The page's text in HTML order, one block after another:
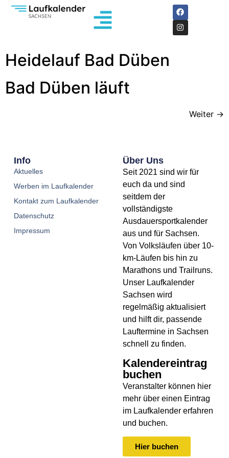
Heidelauf Bad Düben
Bad Düben läuft
Weiter →
Info
Aktuelles
Werben im Laufkalender
Kontakt zum Laufkalender
Datenschutz
Impressum
Über Uns
Kalendereintrag
buchen
Seit 2021 sind wir für
euch da und sind
seitdem der
vollständigste
Ausdauersportkalender
aus und für Sachsen.
Von Volksläufen über 10-
km-Läufen bis hin zu
Marathons und Trailruns.
Unser Laufkalender
Sachsen wird
regelmäßig aktualisiert
und hilft dir, passende
Lauftermine in Sachsen
schnell zu finden.
Veranstalter können hier
mehr über einen Eintrag
im Laufkalender erfahren
und buchen.
Hier buchen